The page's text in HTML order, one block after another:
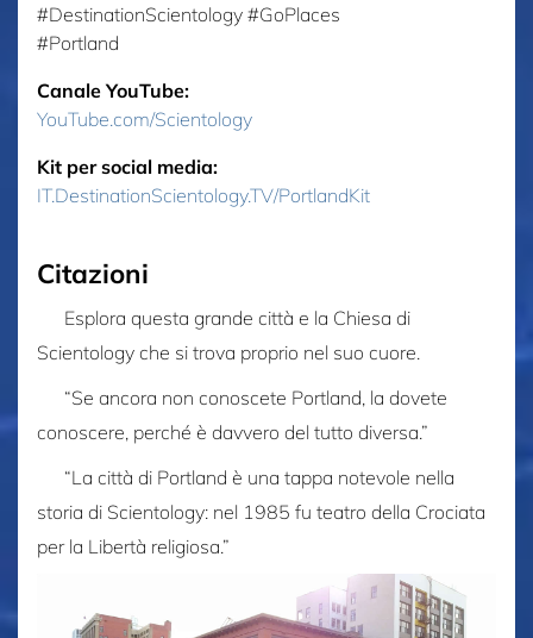
‎#DestinationScientology ‎#GoPlaces
‎#Portland
Canale YouTube:
YouTube.com/Scientology
Kit per social media:
IT.DestinationScientology.TV/PortlandKit
Citazioni
Esplora questa grande città e la Chiesa di
Scientology che si trova proprio nel suo cuore.
“Se ancora non conoscete Portland, la dovete
conoscere, perché è davvero del tutto diversa.”
“La città di Portland è una tappa notevole nella
storia di Scientology: nel 1985 fu teatro della Crociata
per la Libertà religiosa.”